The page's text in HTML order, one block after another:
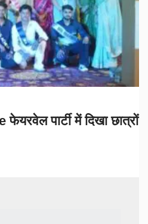
पार्टी में दिखा छात्रों